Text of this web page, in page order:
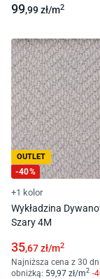
99,99zł/m2
OUTLET
-40%
+1 kolor
Wykładzina
Szary 4M
35,67zł/m2
Najniższa cena z 30
obniżką: 59,97 zł/m2 -